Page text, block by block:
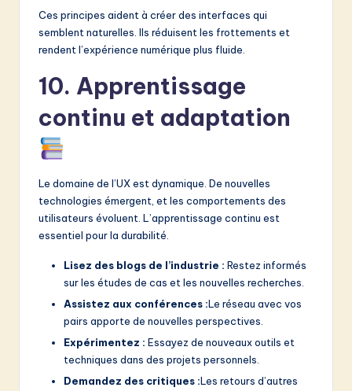
Ces principes aident à créer des interfaces qui
semblent naturelles. Ils réduisent les frottements et
rendent l’expérience numérique plus fluide.
10. Apprentissage
continu et adaptation
Le domaine de l’UX est dynamique. De nouvelles
technologies émergent, et les comportements des
utilisateurs évoluent. L’apprentissage continu est
essentiel pour la durabilité.
Lisez des blogs de l’industrie : Restez informés
sur les études de cas et les nouvelles recherches.
Assistez aux conférences :Le réseau avec vos
pairs apporte de nouvelles perspectives.
Expérimentez : Essayez de nouveaux outils et
techniques dans des projets personnels.
Demandez des critiques :Les retours d’autres